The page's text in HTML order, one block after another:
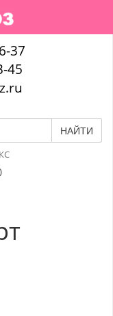
37
45
НАЙТИ